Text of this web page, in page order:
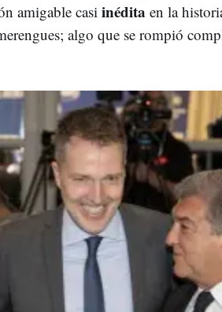
amigable casi inédita en la
algo que se rompió